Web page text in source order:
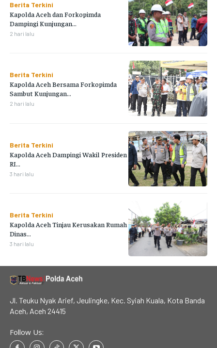
Berita Terkini
Kapolda Aceh dan Forkopimda
Dampingi Kunjungan...
2 hari lalu
Berita Terkini
Kapolda Aceh Bersama Forkopimda
Sambut Kunjungan...
2 hari lalu
Berita Terkini
Kapolda Aceh Dampingi Wakil Presiden
RI...
3 hari lalu
Berita Terkini
Kapolda Aceh Tinjau Kerusakan Rumah
Dinas...
3 hari lalu
Jl. Teuku Nyak Arief, Jeulingke, Kec. Syiah Kuala, Kota Banda
Aceh, Aceh 24415
Follow Us: